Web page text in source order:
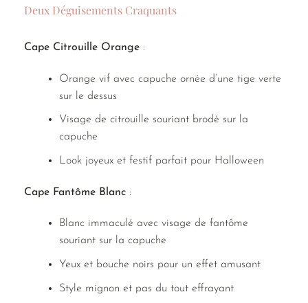
Deux Déguisements Craquants
Cape Citrouille Orange :
Orange vif avec capuche ornée d’une tige verte
sur le dessus
Visage de citrouille souriant brodé sur la
capuche
Look joyeux et festif parfait pour Halloween
Cape Fantôme Blanc :
Blanc immaculé avec visage de fantôme
souriant sur la capuche
Yeux et bouche noirs pour un effet amusant
Style mignon et pas du tout effrayant